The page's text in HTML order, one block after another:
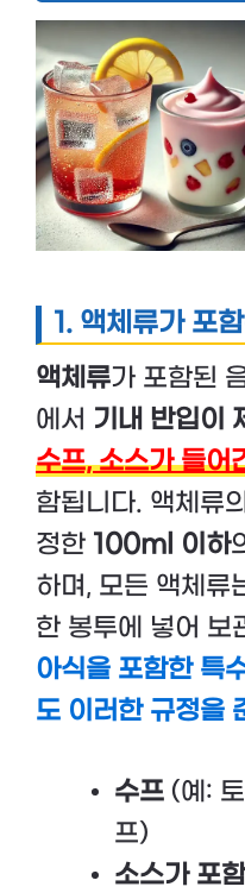
1. 액체류가 포
액체류가 포함된
에서 기내 반입이
수프, 소스가 들어
함됩니다. 액체류
정한 100ml 이하
하며, 모든 액체류
한 봉투에 넣어 보
아식을 포함한 특
도 이러한 규정을
수프 (예:
프)
소스가 포